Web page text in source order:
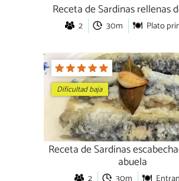
Receta de Sardinas rellenas
2 30m Plato
Dificultad baja
Receta de Sardinas
abuela